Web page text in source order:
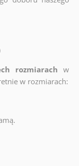
rozmiarach
w
w rozmiarach: